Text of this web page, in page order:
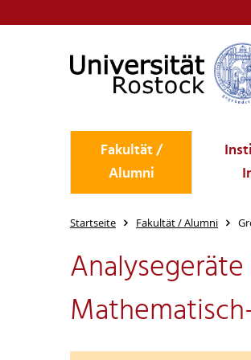
Fakultät /
Alumni
Startseite Fakultät / Alumni